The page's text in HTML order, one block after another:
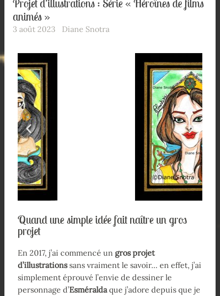
Projet d’illustrations : Série « Héroïnes de films
animés »
3 août 2023 Diane Snotra
Quand une simple idée fait naître un gros
projet
En 2017, j’ai commencé un gros projet
d’illustrationssans vraiment le savoir… en effet, j’ai
simplement éprouvé l’envie de dessiner le
personnage d’Esméraldaque j’adore depuis que je